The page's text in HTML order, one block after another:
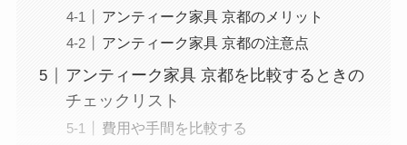
アンティーク家具 京都のメリット
アンティーク家具 京都の注意点
アンティーク家具 京都を比較するときの
チェックリスト
費用や手間を比較する